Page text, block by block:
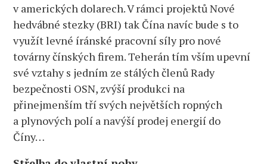
v amerických dolarech. V rámci projektů Nové
hedvábné stezky (BRI) tak Čína navíc bude s to
využít levné íránské pracovní síly pro nové
továrny čínských firem. Teherán tím vším upevní
své vztahy s jedním ze stálých členů Rady
bezpečnosti OSN, zvýší produkci na
přinejmenším tří svých největších ropných
a plynových polí a navýší prodej energií do
Číny…